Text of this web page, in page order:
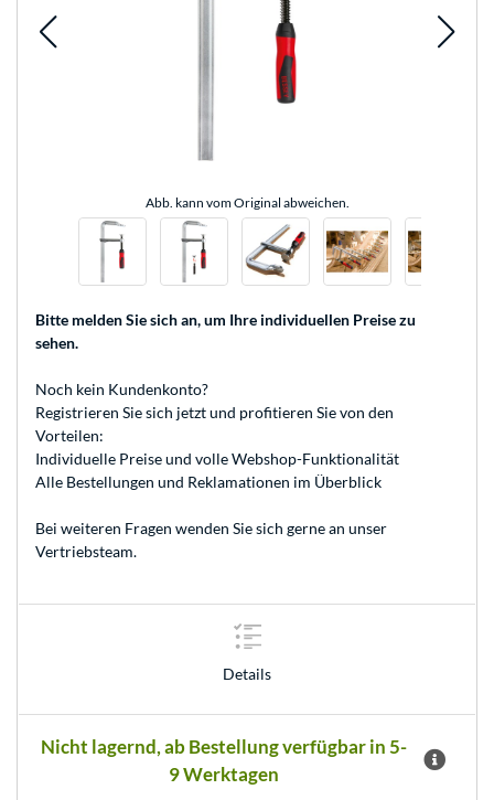
Abb. kann vom Original abweichen.
Bitte melden Sie sich an, um Ihre individuellen Preise zu
sehen.
Noch kein Kundenkonto?
Registrieren Sie sich jetzt und profitieren Sie von den
Vorteilen:
Individuelle Preise und volle Webshop-Funktionalität
Alle Bestellungen und Reklamationen im Überblick
Bei weiteren Fragen wenden Sie sich gerne an unser
Vertriebsteam.
Details
Nicht lagernd, ab Bestellung verfügbar in 5-
9 Werktagen